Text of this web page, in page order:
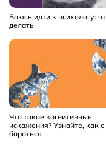
Боюсь идти к психологу:
делать
Что такое когнитивные
искажения? Узнайте, как
бороться